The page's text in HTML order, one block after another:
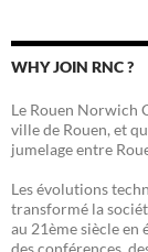
WHY JOIN RNC ?
Le Rouen Norwich
ville de Rouen, et
jumelage entre
Les évolutions
transformé la
au 21ème siècle
des conférences,